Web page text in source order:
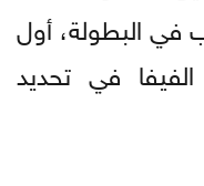
في البطولة، أول
الفيفا في تحديد